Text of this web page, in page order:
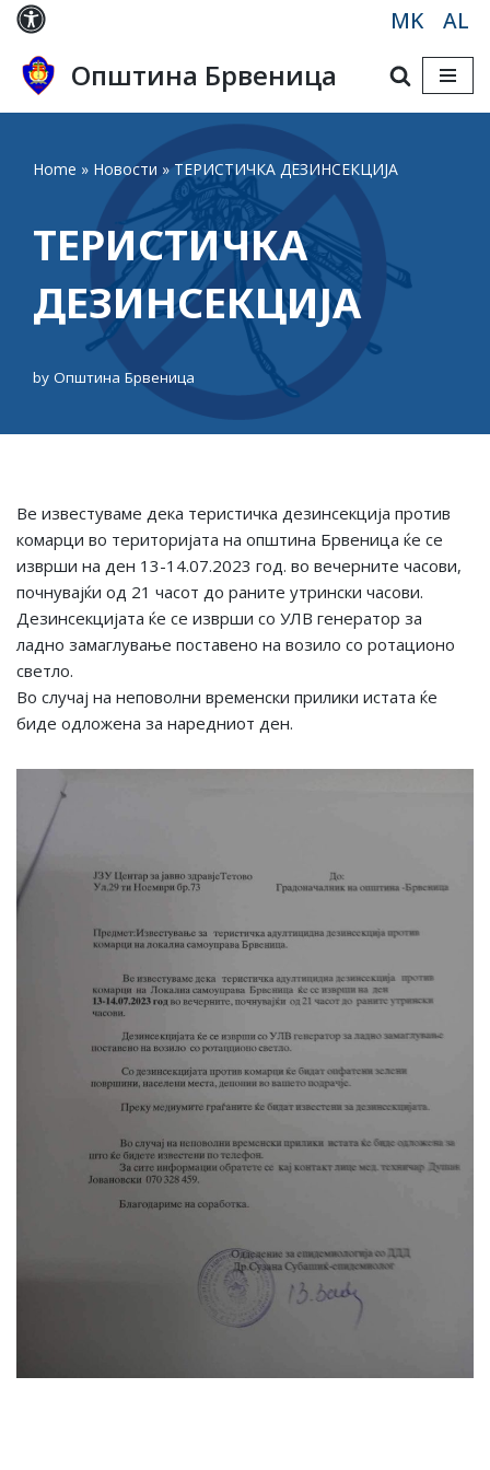
Skip
to
content
MK AL
Општина Брвеница
Home » Новости »ТЕРИСТИЧКА ДЕЗИНСЕКЦИЈА
ТЕРИСТИЧКА
ДЕЗИНСЕКЦИЈА
by Општина Брвеница
Ве известуваме дека теристичка дезинсекција против
комарци во територијата на општина Брвеница ќе се
изврши на ден 13-14.07.2023 год. во вечерните часови,
почнувајќи од 21 часот до раните утрински часови.
Дезинсекцијата ќе се изврши со УЛВ генератор за
ладно замаглување поставено на возило со ротационо
светло.
Во случај на неповолни временски прилики истата ќе
биде одложена за наредниот ден.